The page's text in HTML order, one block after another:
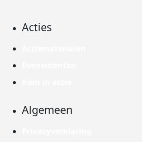
Acties
Algemeen